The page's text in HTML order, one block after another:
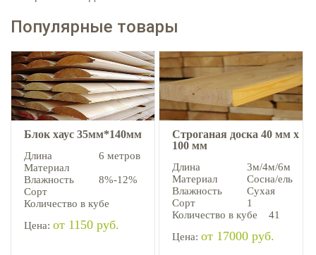
Популярные товары
Блок хаус 35мм*140мм
Длина
6 метров
Материал
Влажность
8%-12%
Сорт
Количество в кубе
Цена: от 1150 руб.
Строганая доска 40 мм х
100 мм
Длина
3м/4м/6м
Материал
Сосна/ель
Влажность
Сухая
Сорт
1
Количество в кубе
41
Цена: от 17000 руб.